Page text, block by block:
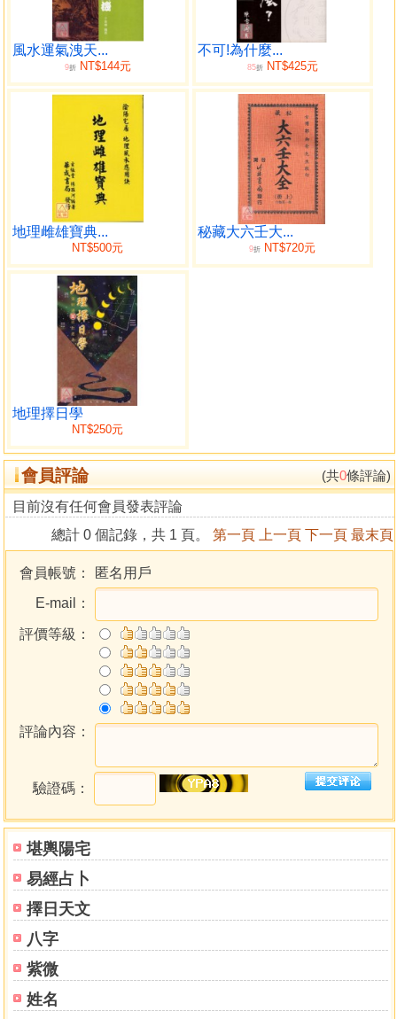
堪輿陽宅
易經占卜
擇日天文
八字
紫微
姓名
風水運氣洩天...
9折NT$144元
不可!為什麼...
85折NT$425元
地理雌雄寶典...
NT$500元
秘藏大六壬大...
9折 NT$720元
地理擇日學
NT$250元
會員評論 (共0條評論)
目前沒有任何會員發表評論
總計 0 個記錄，共 1 頁。 第一頁 上一頁 下一頁 最末頁
會員帳號：
匿名用戶
E-mail：
評價等級：
評論內容：
驗證碼：